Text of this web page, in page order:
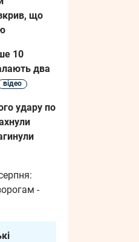
що
10
два
відео
удару по
-